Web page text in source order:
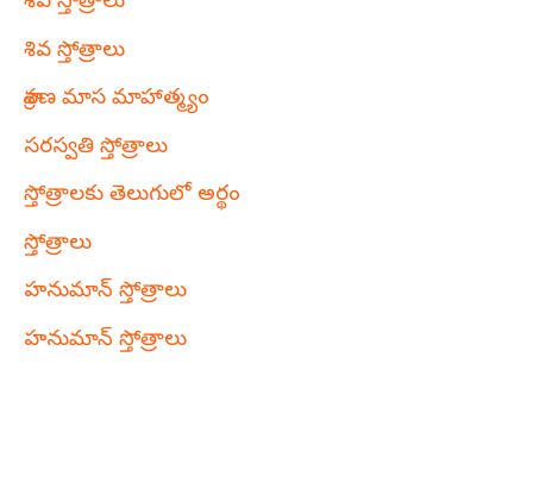
శివ స్తోత్రాలు
శ్రావణ మాస మాహాత్మ్యం
సరస్వతి స్తోత్రాలు
స్తోత్రాలకు తెలుగులో అర్థం
స్తోత్రాలు
హనుమాన్ స్తోత్రాలు
హనుమాన్ స్తోత్రాలు